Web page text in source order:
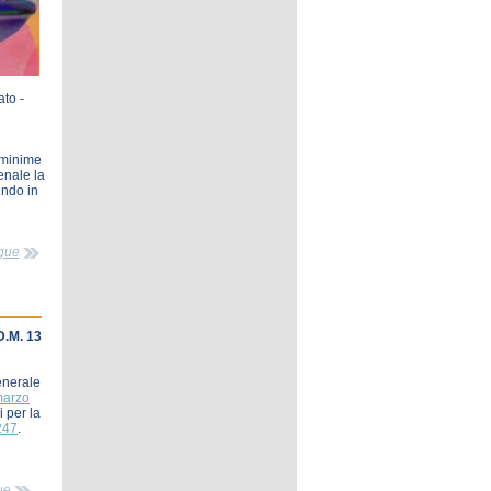
-
la
in
13
per la
.